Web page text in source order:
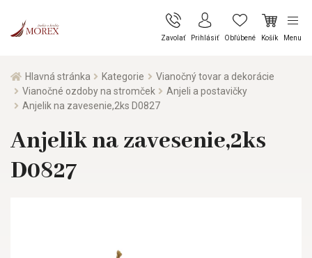
Zavolať Prihlásiť Obľúbené Košík Menu
Hlavná stránka Kategorie
Vianočný tovar a dekorácie
Vianočné ozdoby na stromček
Anjeli a postavičky
Anjelik na zavesenie,2ks D0827
Anjelik na zavesenie,2ks
D0827